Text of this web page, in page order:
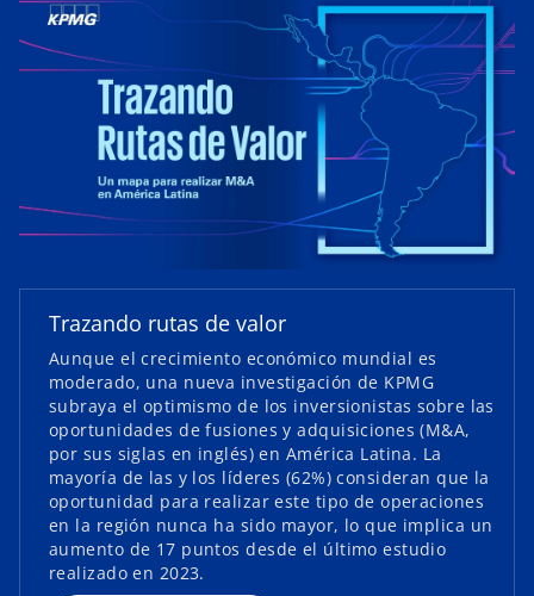
a
y
V
i
d
Trazando rutas de valor
Aunque el crecimiento económico mundial es
moderado, una nueva investigación de KPMG
subraya el optimismo de los inversionistas sobre las
oportunidades de fusiones y adquisiciones (M&A,
por sus siglas en inglés) en América Latina. La
mayoría de las y los líderes (62%) consideran que la
oportunidad para realizar este tipo de operaciones
en la región nunca ha sido mayor, lo que implica un
aumento de 17 puntos desde el último estudio
realizado en 2023.
s
e
a
b
r
e
e
n
u
n
a